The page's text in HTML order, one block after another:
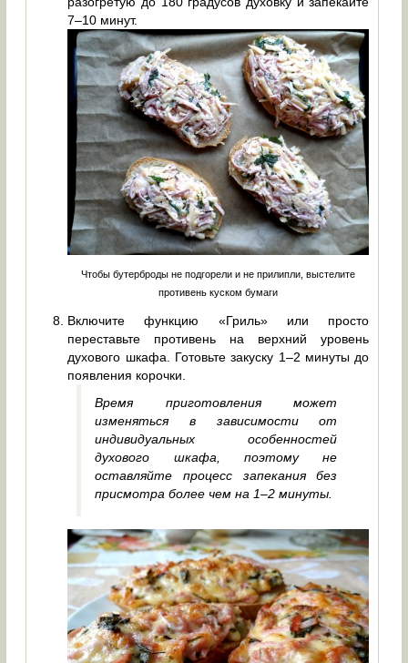
7–10 минут.
Чтобы бутерброды не подгорели и не прилипли, выстелите
противень куском бумаги
Включите функцию «Гриль» или просто
переставьте противень на верхний уровень
духового шкафа. Готовьте закуску 1–2 минуты до
появления корочки.
Время приготовления может
изменяться в зависимости от
индивидуальных особенностей
духового шкафа, поэтому не
оставляйте процесс запекания без
присмотра более чем на 1–2 минуты.